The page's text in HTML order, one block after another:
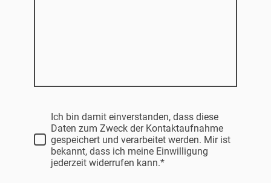
Ich bin damit einverstanden, dass diese
Daten zum Zweck der Kontaktaufnahme
gespeichert und verarbeitet werden. Mir ist
bekannt, dass ich meine Einwilligung
jederzeit widerrufen kann.*